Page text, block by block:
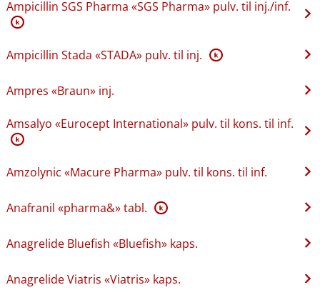
Ampicillin SGS Pharma «SGS Pharma» pulv. til inj.​/​inf.
K
Ampicillin Stada «STADA» pulv. til inj. K
Ampres «Braun» inj.
Amsalyo «Eurocept International» pulv. til kons. til inf.
K
Amzolynic «Macure Pharma» pulv. til kons. til inf.
Anafranil «pharma&» tabl. K
Anagrelide Bluefish «Bluefish» kaps.
Anagrelide Viatris «Viatris» kaps.